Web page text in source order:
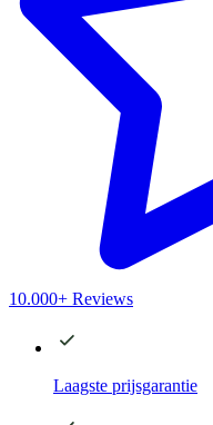
10.000+ Reviews
Laagste prijsgarantie